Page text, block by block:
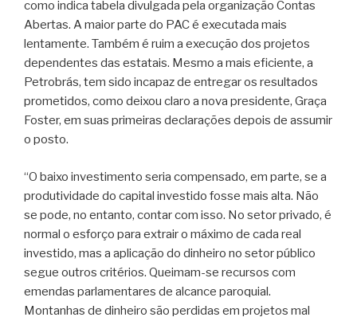
como indica tabela divulgada pela organização Contas
Abertas. A maior parte do PAC é executada mais
lentamente. Também é ruim a execução dos projetos
dependentes das estatais. Mesmo a mais eficiente, a
Petrobrás, tem sido incapaz de entregar os resultados
prometidos, como deixou claro a nova presidente, Graça
Foster, em suas primeiras declarações depois de assumir
o posto.
“O baixo investimento seria compensado, em parte, se a
produtividade do capital investido fosse mais alta. Não
se pode, no entanto, contar com isso. No setor privado, é
normal o esforço para extrair o máximo de cada real
investido, mas a aplicação do dinheiro no setor público
segue outros critérios. Queimam-se recursos com
emendas parlamentares de alcance paroquial.
Montanhas de dinheiro são perdidas em projetos mal